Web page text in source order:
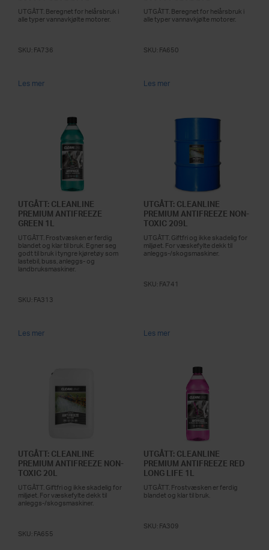
UTGÅTT. Beregnet for helårsbruk i
alle typer vannavkjølte motorer.
SKU: FA736
Les mer
UTGÅTT. Beregnet for helårsbruk i
alle typer vannavkjølte motorer.
SKU: FA650
Les mer
UTGÅTT: CLEANLINE
PREMIUM ANTIFREEZE
GREEN 1L
UTGÅTT. Frostvæsken er ferdig
blandet og klar til bruk. Egner seg
godt til bruk i tyngre kjøretøy som
lastebil, buss, anleggs- og
landbruksmaskiner.
SKU: FA313
Les mer
UTGÅTT: CLEANLINE
PREMIUM ANTIFREEZE NON-
TOXIC 209L
UTGÅTT. Giftfri og ikke skadelig for
miljøet. For væskefylte dekk til
anleggs-/skogsmaskiner.
SKU: FA741
Les mer
UTGÅTT: CLEANLINE
PREMIUM ANTIFREEZE NON-
TOXIC 20L
UTGÅTT. Giftfri og ikke skadelig for
miljøet. For væskefylte dekk til
anleggs-/skogsmaskiner.
SKU: FA655
UTGÅTT: CLEANLINE
PREMIUM ANTIFREEZE RED
LONG LIFE 1L
UTGÅTT. Frostvæsken er ferdig
blandet og klar til bruk.
SKU: FA309